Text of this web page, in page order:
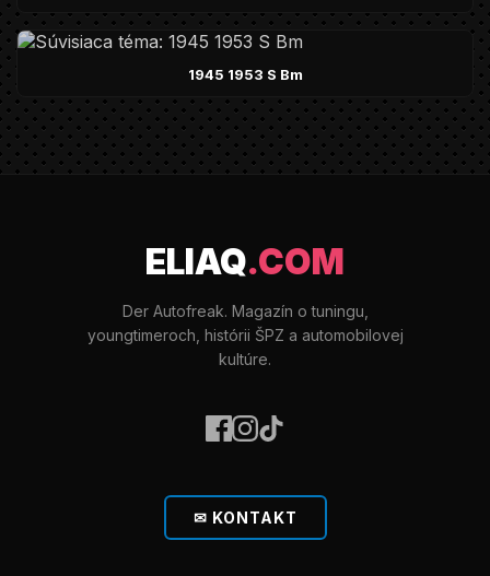
1945 1953 S Bm
ELIAQ.COM
Der Autofreak. Magazín o tuningu,
youngtimeroch, histórii ŠPZ a automobilovej
kultúre.
✉ KONTAKT